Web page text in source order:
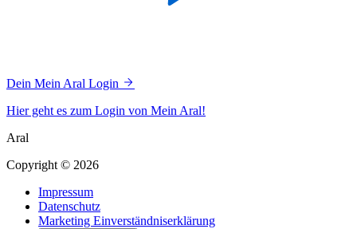
Dein Mein Aral Login
Hier geht es zum Login von Mein Aral!
Aral
Copyright © 2026
Impressum
Datenschutz
Marketing Einverständniserklärung